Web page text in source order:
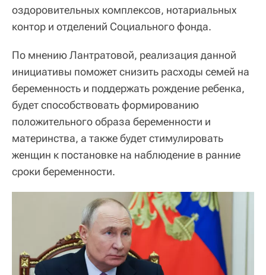
оздоровительных комплексов, нотариальных
контор и отделений Социального фонда.
По мнению Лантратовой, реализация данной
инициативы поможет снизить расходы семей на
беременность и поддержать рождение ребенка,
будет способствовать формированию
положительного образа беременности и
материнства, а также будет стимулировать
женщин к постановке на наблюдение в ранние
сроки беременности.